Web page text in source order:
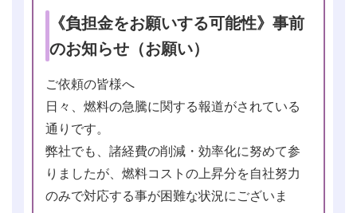
《負担金をお願いする可能性》事前
のお知らせ（お願い）
ご依頼の皆様へ
日々、燃料の急騰に関する報道がされている
通りです。
弊社でも、諸経費の削減・効率化に努めて参
りましたが、燃料コストの上昇分を自社努力
のみで対応する事が困難な状況にございま